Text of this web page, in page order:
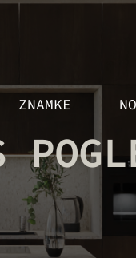
ZNAMKE